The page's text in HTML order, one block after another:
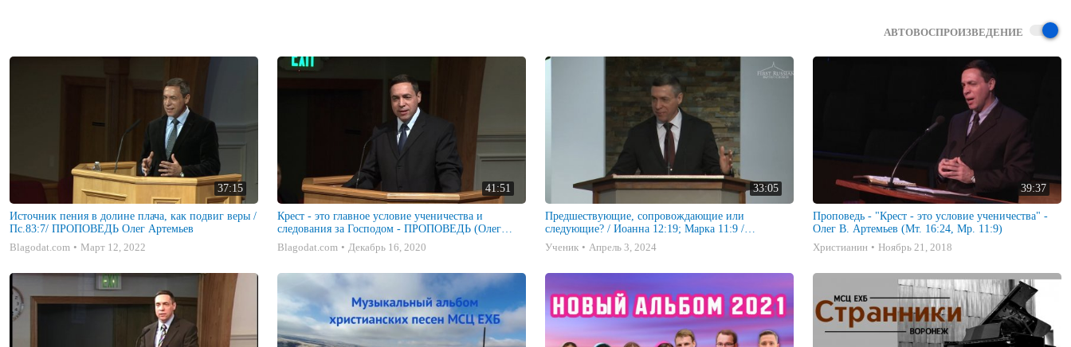
АВТОВОСПРОИЗВЕДЕНИЕ
37:15
Источник пения в долине плача, как подвиг веры /
Пс.83:7/ ПРОПОВЕДЬ Олег Артемьев
Blagodat.com
Март 12, 2022
41:51
Крест - это главное условие ученичества и
следования за Господом - ПРОПОВЕДЬ (Олег
Артемьев)
Blagodat.com Декабрь 16, 2020
33:05
Предшествующие, сопровождающие или
следующие? / Иоанна 12:19; Марка 11:9 /
ПРОПОВЕДЬ / Олег Артемьев / 03/24/24
Ученик Апрель 3, 2024
39:37
Проповедь - "Крест - это условие ученичества" -
Олег В. Артемьев (Мт. 16:24, Мр. 11:9)
Христианин
Ноябрь 21, 2018